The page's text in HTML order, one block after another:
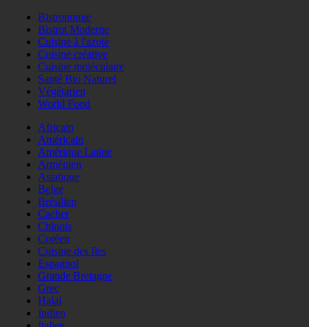
Bistronomie
Bistrot Moderne
Cuisine à l'azote
Cuisine créative
Cuisine moléculaire
Santé Bio Naturel
Végétarien
World Food
Africain
Américain
Amérique Latine
Arménien
Asiatique
Belge
Brésilien
Cacher
Chinois
Coréen
Cuisine des Iles
Espagnol
Grande Bretagne
Grec
Halal
Indien